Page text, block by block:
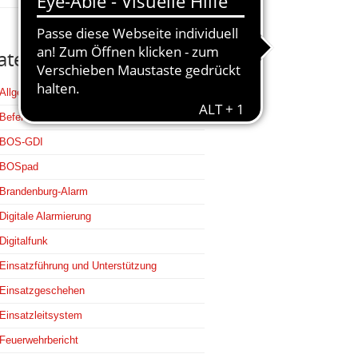
Allgemein
Befehlsstellen
BOS-GDI
BOSpad
Brandenburg-Alarm
Digitale Alarmierung
Digitalfunk
Einsatzführung und Unterstützung
Einsatzgeschehen
Einsatzleitsystem
Feuerwehrbericht